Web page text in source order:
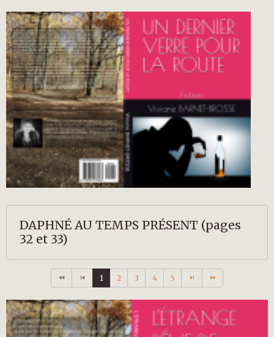
DAPHNÉ AU TEMPS PRÉSENT (pages
32 et 33)
1 2 3 4 5